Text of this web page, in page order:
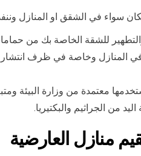
سواء في الشقق او المنازل
للشقة الخاصة بك من
وخاصة في ظرف انتشار
معتمدة من وزارة البيئة
من الجراثيم والبكتيريا.
منازل العارضية